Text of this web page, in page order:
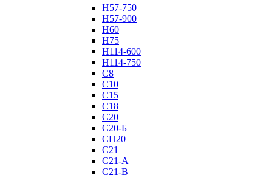
Н57-750
Н57-900
Н60
Н75
Н114-600
Н114-750
С8
С10
С15
С18
С20
С20-Б
СП20
С21
С21-А
С21-В